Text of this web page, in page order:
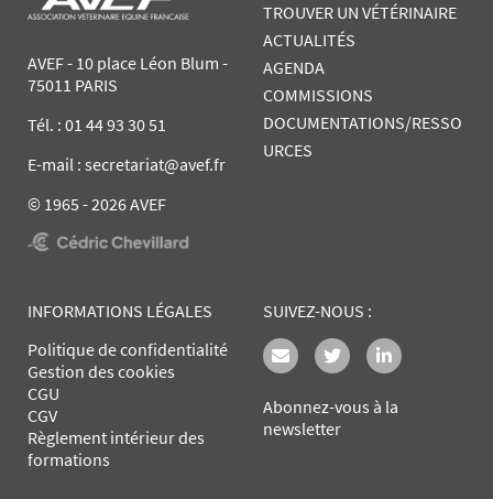
AVEF - 10 place Léon Blum -
75011 PARIS
Tél. : 01 44 93 30 51
E-mail : secretariat@avef.fr
© 1965 - 2026 AVEF
TROUVER UN VÉTÉRINAIRE
ACTUALITÉS
AGENDA
COMMISSIONS
DOCUMENTATIONS/RESSO
URCES
INFORMATIONS LÉGALES
Politique de confidentialité
Gestion des cookies
CGU
CGV
Règlement intérieur des
formations
SUIVEZ-NOUS :
Abonnez-vous à la
newsletter